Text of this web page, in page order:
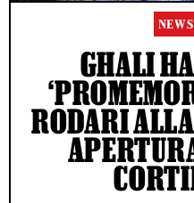
GHALI
RODARI